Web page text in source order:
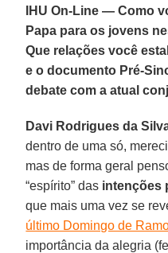
IHU On-Line — Como
Papa para os jovens
Que relações você
e o documento Pré-
debate com a atual
Davi Rodrigues da
dentro de uma só,
mas de forma geral
“espírito” das intenções
que mais uma vez se
último Domingo de
importância da alegria